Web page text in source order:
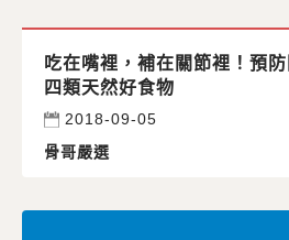
吃在嘴裡，補在關節裡！預
四類天然好食物
2018-09-05
骨哥嚴選